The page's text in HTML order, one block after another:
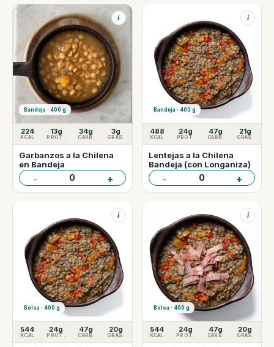
Bandeja · 400 g
i
224
KCAL
13g
PROT.
34g
CARB.
3g
GRAS.
Garbanzos a la Chilena
en Bandeja
- 0 +
Bandeja · 400 g
i
488
KCAL
24g
PROT.
47g
CARB.
21g
GRAS.
Lentejas a la Chilena
Bandeja (con Longaniza)
- 0 +
Bolsa · 400 g
i
544
KCAL
24g
PROT.
47g
CARB.
20g
GRAS.
Bolsa · 400 g
i
544
KCAL
24g
PROT.
47g
CARB.
20g
GRAS.